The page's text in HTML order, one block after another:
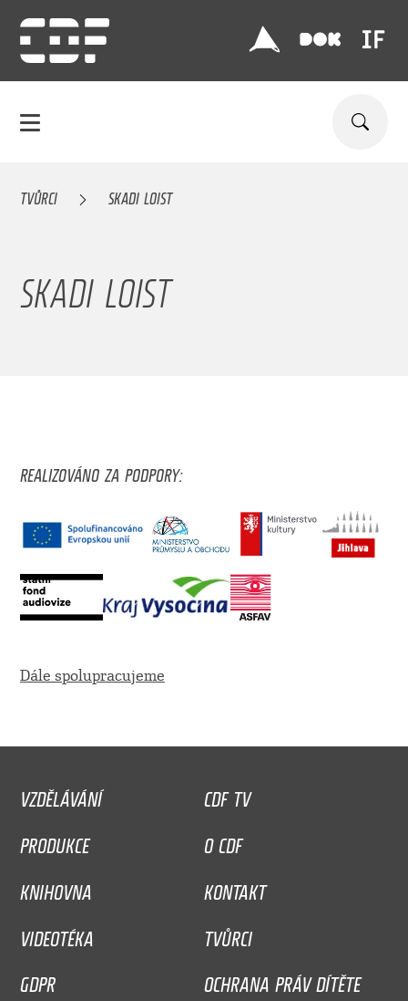
TVŮRCI SKADI LOIST
SKADI LOIST
REALIZOVÁNO ZA PODPORY:
Dále spolupracujeme
VZDĚLÁVÁNÍ
CDF TV
PRODUKCE
O CDF
KNIHOVNA
KONTAKT
VIDEOTÉKA
TVŮRCI
GDPR
OCHRANA PRÁV DÍTĚTE